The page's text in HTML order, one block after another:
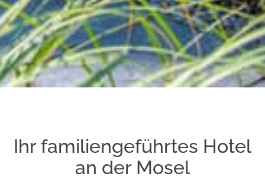
Ihr familiengeführtes Hotel
an der Mosel